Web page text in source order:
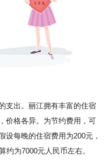
支出。丽江拥有丰富的住宿
价格各异。为节约费用，可
设每晚的住宿费用为200元，
约为7000元人民币左右。